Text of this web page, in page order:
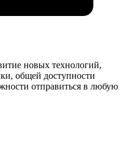
новых технологий,
общей доступности
отправиться в любую